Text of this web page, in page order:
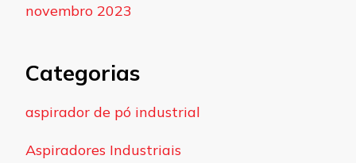
novembro 2023
Categorias
aspirador de pó industrial
Aspiradores Industriais